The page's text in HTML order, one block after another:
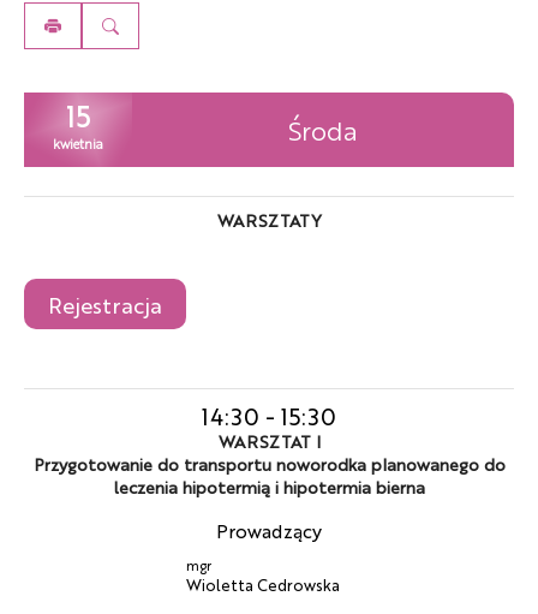
15
kwietnia Środa
WARSZTATY
Rejestracja
14:30 - 15:30
WARSZTAT I
Przygotowanie do transportu noworodka planowanego do
leczenia hipotermią i hipotermia bierna
Prowadzący
mgr
Wioletta Cedrowska